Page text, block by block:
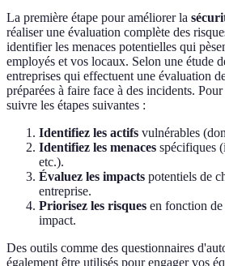
La première étape pour améliorer la
réaliser une évaluation complète des
identifier les menaces potentielles qui
employés et vos locaux. Selon une étude
entreprises qui effectuent une évaluation
préparées à faire face à des incidents.
suivre les étapes suivantes :
Identifiez les actifs vulnérables
Identifiez les menaces spécifiques
etc.).
Évaluez les impacts potentiels de
entreprise.
Priorisez les risques en fonction
impact.
Des outils comme des questionnaires
également être utilisés pour engager vos